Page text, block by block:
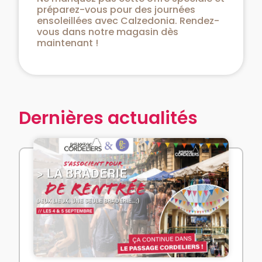
préparez-vous pour des journées
ensoleillées avec Calzedonia. Rendez-
vous dans notre magasin dès
maintenant !
Dernières actualités